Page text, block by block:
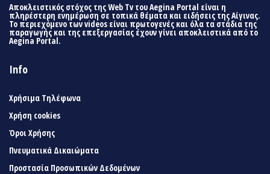
Αποκλειστικός στόχος της Web Tv του Aegina Portal είναι η
πληρέστερη ενημέρωση σε τοπικά θέματα και ειδήσεις της Αίγινας.
Το περιεχόμενο των videos είναι πρωτογενές και όλα τα στάδια της
παραγωγής και της επεξεργασίας έχουν γίνει αποκλειστικά από το
Aegina Portal.
Info
Χρήσιμα Τηλέφωνα
Χρήση cookies
Όροι Χρήσης
Πνευματικά Δικαιώματα
Προστασία Προσωπικών Δεδομένων